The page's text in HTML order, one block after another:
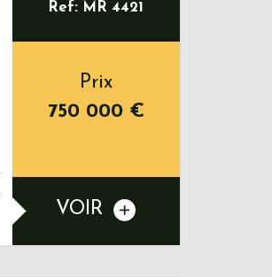
Ref: MR 4421
Prix
750 000 €
VOIR